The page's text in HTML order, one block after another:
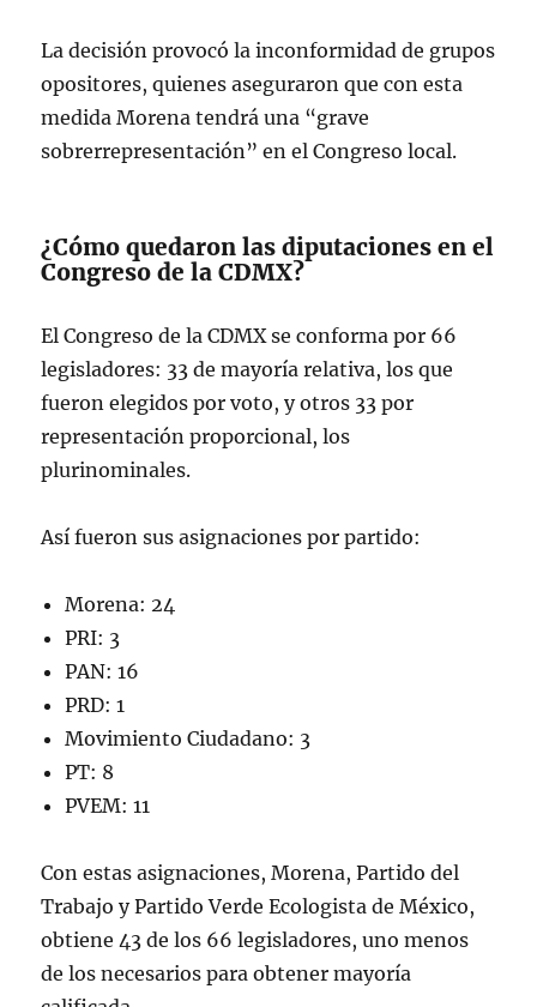
La decisión provocó la inconformidad de grupos
opositores, quienes aseguraron que con esta
medida Morena tendrá una “grave
sobrerrepresentación” en el Congreso local.
¿Cómo quedaron las diputaciones en el
Congreso de la CDMX?
El Congreso de la CDMX se conforma por 66
legisladores: 33 de mayoría relativa, los que
fueron elegidos por voto, y otros 33 por
representación proporcional, los
plurinominales.
Así fueron sus asignaciones por partido:
Morena: 24
PRI: 3
PAN: 16
PRD: 1
Movimiento Ciudadano: 3
PT: 8
PVEM: 11
Con estas asignaciones, Morena, Partido del
Trabajo y Partido Verde Ecologista de México,
obtiene 43 de los 66 legisladores, uno menos
de los necesarios para obtener mayoría